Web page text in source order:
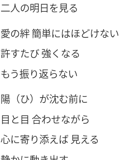
二人の明日を見る
愛の絆 簡単にはほどけない
許すたび 強くなる
もう振り返らない
陽（ひ）が沈む前に
目と目 合わせながら
心に寄り添えば 見える